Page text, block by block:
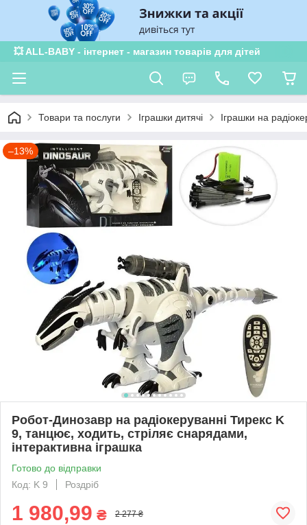
💥 ALL-BABY - інтернет - магазин товарів для дітей
Товари та послуги Іграшки дитячі Іграшки на
–13%
Робот-Динозавр на радіокеруванні Тирекс K
9, танцює, ходить, стріляє снарядами,
інтерактивна іграшка
Готово до відправки
Код: K 9
Роздріб
1 980,99 ₴ 2 277 ₴